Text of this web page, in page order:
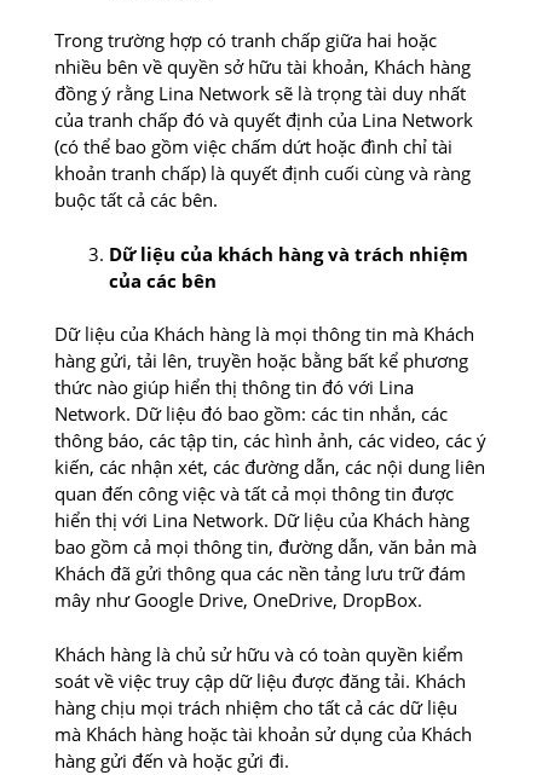
Trong trường hợp có tranh chấp giữa hai hoặc
nhiều bên về quyền sở hữu tài khoản, Khách hàng
đồng ý rằng Lina Network sẽ là trọng tài duy nhất
của tranh chấp đó và quyết định của Lina Network
(có thể bao gồm việc chấm dứt hoặc đình chỉ tài
khoản tranh chấp) là quyết định cuối cùng và ràng
buộc tất cả các bên.
Dữ liệu của khách hàng và trách nhiệm
của các bên
Dữ liệu của Khách hàng là mọi thông tin mà Khách
hàng gửi, tải lên, truyền hoặc bằng bất kể phương
thức nào giúp hiển thị thông tin đó với Lina
Network. Dữ liệu đó bao gồm: các tin nhắn, các
thông báo, các tập tin, các hình ảnh, các video, các ý
kiến, các nhận xét, các đường dẫn, các nội dung liên
quan đến công việc và tất cả mọi thông tin được
hiển thị với Lina Network. Dữ liệu của Khách hàng
bao gồm cả mọi thông tin, đường dẫn, văn bản mà
Khách đã gửi thông qua các nền tảng lưu trữ đám
mây như Google Drive, OneDrive, DropBox.
Khách hàng là chủ sử hữu và có toàn quyền kiểm
soát về việc truy cập dữ liệu được đăng tải. Khách
hàng chịu mọi trách nhiệm cho tất cả các dữ liệu
mà Khách hàng hoặc tài khoản sử dụng của Khách
hàng gửi đến và hoặc gửi đi.